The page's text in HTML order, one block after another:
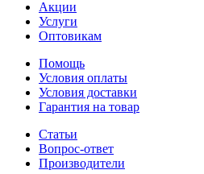
Акции
Услуги
Оптовикам
Помощь
Условия оплаты
Условия доставки
Гарантия на товар
Статьи
Вопрос-ответ
Производители